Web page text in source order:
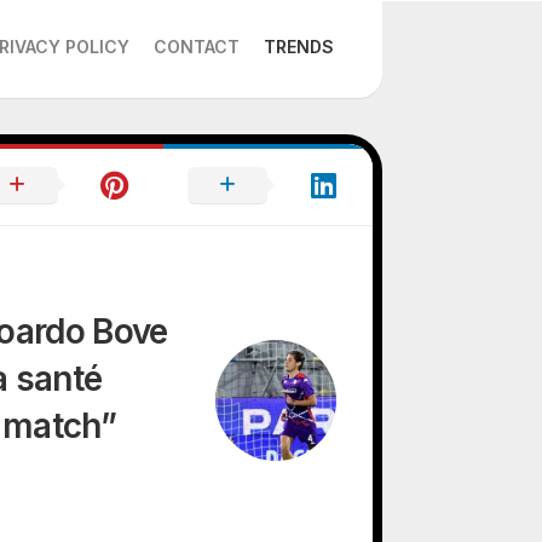
POLICY CONTACT TRENDS
Bove
santé